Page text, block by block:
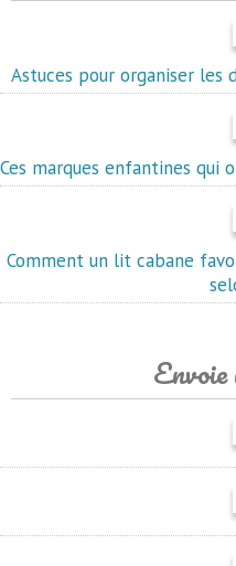
Astuces pour organiser les
Ces marques enfantines qui
Comment un lit cabane